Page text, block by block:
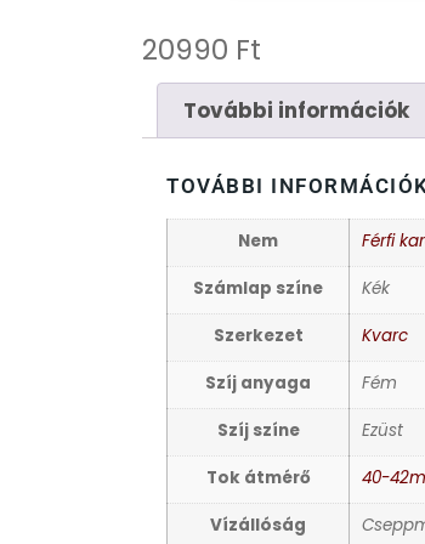
20990 Ft
További információk
TOVÁBBI
Nem Férfi
Számlap színe Kék
Szerkezet Kvarc
Szíj anyaga Fém
Szíj színe Ezüst
Tok átmérő 40-
Vízállóság